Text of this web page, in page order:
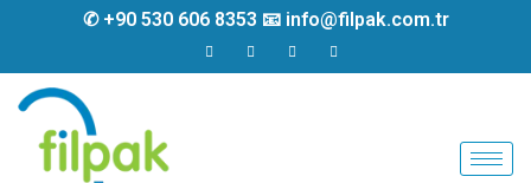
✆ +90 530 606 8353 📧 info@filpak.com.tr